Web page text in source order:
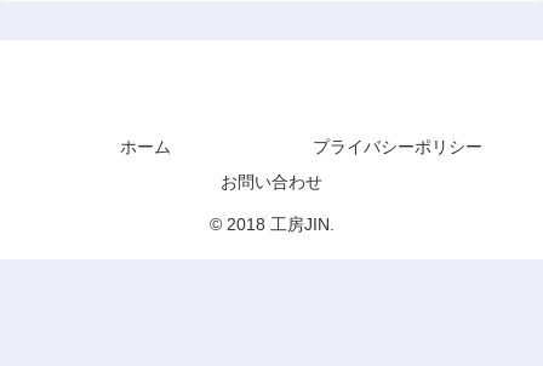
ホーム
プライバシーポリシー
お問い合わせ
© 2018 工房JIN.